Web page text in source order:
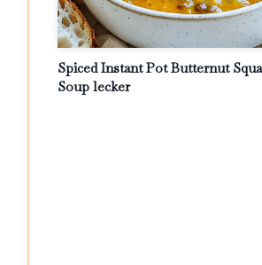
Spiced Instant Pot Butternut
Soup lecker